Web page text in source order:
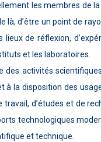
les membres de
là, d’être un point de
lieux de réflexion,
et les laboratoires.
des activités
à la disposition des
travail, d’études et de
technologiques
et technique.